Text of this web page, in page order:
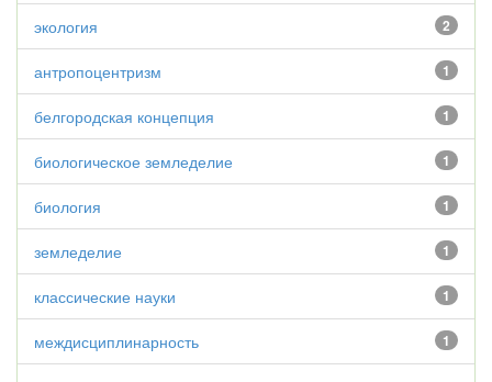
2
экология
1
антропоцентризм
1
белгородская концепция
1
биологическое земледелие
1
биология
1
земледелие
1
классические науки
1
междисциплинарность